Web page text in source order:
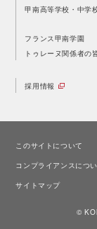
甲南高等学校・中学
フランス甲南学園
トゥレーヌ関係者の
採用情報
このサイトについて
コンプライアンスにつ
サイトマップ
©